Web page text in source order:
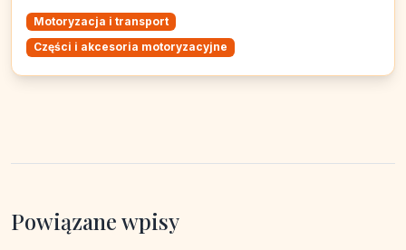
Motoryzacja i transport
Części i akcesoria motoryzacyjne
Powiązane wpisy